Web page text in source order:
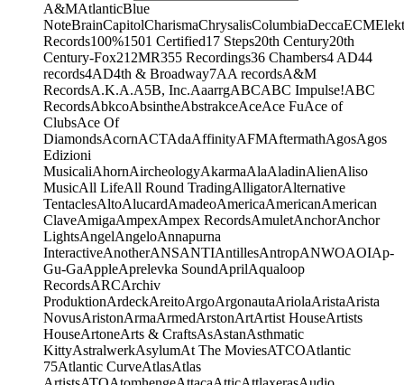
A&MAtlanticBlue
NoteBrainCapitolCharismaChrysalisColumbiaDeccaECM
Records100%1501 Certified17 Steps20th Century20th
Century-Fox21 2MR355 Recordings36 Chambers4 AD44
records4AD4th & Broadway7AA recordsA&M
RecordsA.K.A.A5B, Inc.AaarrgABCABC Impulse!ABC
RecordsAbkcoAbsintheAbstrakceAceAce FuAce of
ClubsAce Of
DiamondsAcornACTAdaAffinityAFMAftermathAgosAgos
Edizioni
MusicaliAhornAircheologyAkarmaAlaAladinAlienAliso
MusicAll LifeAll Round TradingAlligatorAlternative
TentaclesAltoAlucardAmadeoAmericaAmericanAmerican
ClaveAmigaAmpexAmpex RecordsAmuletAnchorAnchor
LightsAngelAngeloAnnapurna
InteractiveAnotherANSANTIAntillesAntropANWOAOIAp-
Gu-GaAppleAprelevka SoundAprilAqualoop
RecordsARCArchiv
ProduktionArdeckAreitoArgoArgonautaAriolaAristaArista
NovusAristonArmaArmedArstonArtArtist HouseArtists
HouseArtoneArts & CraftsAsAstanAsthmatic
KittyAstralwerkAsylumAt The MoviesATCOAtlantic
75Atlantic CurveAtlasAtlas